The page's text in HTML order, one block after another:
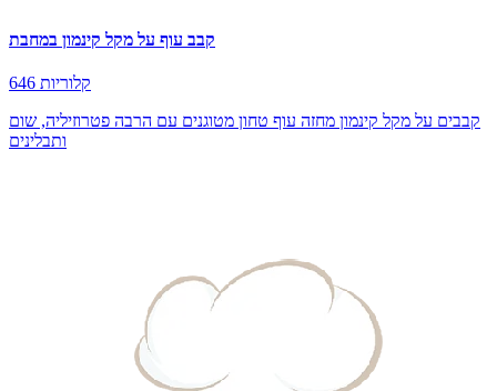
קבב עוף על מקל קינמון במחבת
646 קלוריות
קבבים על מקל קינמון מחזה עוף טחון מטוגנים עם הרבה פטרוזיליה, שום
ותבלינים